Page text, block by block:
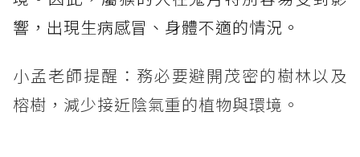
響，出現生病感冒、身體不適的情況。
小孟老師提醒：務必要避開茂密的樹林以及
榕樹，減少接近陰氣重的植物與環境。